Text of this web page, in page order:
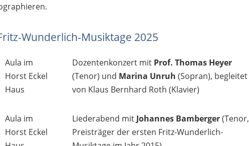
Wunderlich-Musiktage 2025
Aula im
Horst Eckel
Haus
Dozentenkonzert mit Prof. Thomas Heyer
(Tenor) und Marina Unruh (Sopran), begleitet
von Klaus Bernhard Roth (Klavier)
Aula im
Horst Eckel
Liederabend mit Johannes Bamberger(Tenor,
Preisträger der ersten Fritz-Wunderlich-